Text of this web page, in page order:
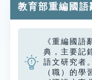
教育部重編國語
《重編國語
典，主要記
語文研究者
（職）的學